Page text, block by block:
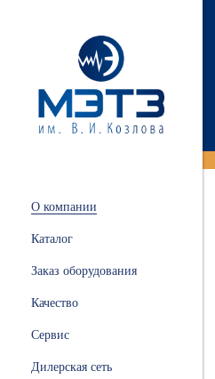
О компании
Каталог
Заказ оборудования
Качество
Сервис
Дилерская сеть